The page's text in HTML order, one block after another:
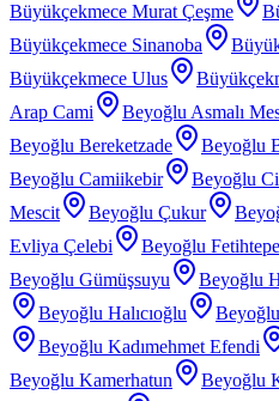
Büyükçekmece Murat Çeşme
Büyükçekmece Sinanoba
Büyükçekmece Ulus
Arap Cami
Beyoğlu Asmalı
Beyoğlu Bereketzade
Beyoğlu
Beyoğlu Camiikebir
Beyoğlu
Mescit
Beyoğlu Çukur
Evliya Çelebi
Beyoğlu Fetihtepe
Beyoğlu Gümüşsuyu
Beyoğlu
Beyoğlu Halıcıoğlu
Beyoğlu Kadımehmet Efendi
Beyoğlu Kamerhatun
Beyoğlu